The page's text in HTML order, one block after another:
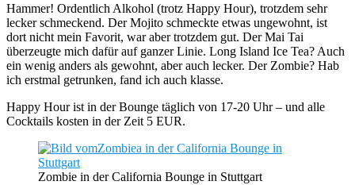
Hammer! Ordentlich Alkohol (trotz Happy Hour), trotzdem sehr
lecker schmeckend. Der Mojito schmeckte etwas ungewohnt, ist
dort nicht mein Favorit, war aber trotzdem gut. Der Mai Tai
überzeugte mich dafür auf ganzer Linie. Long Island Ice Tea? Auch
ein wenig anders als gewohnt, aber auch lecker. Der Zombie? Hab
ich erstmal getrunken, fand ich auch klasse.
Happy Hour ist in der Bounge täglich von 17-20 Uhr – und alle
Cocktails kosten in der Zeit 5 EUR.
Zombie in der California Bounge in Stuttgart